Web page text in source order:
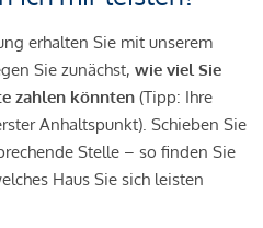
erhalten Sie mit unserem
Sie zunächst, wie viel Sie
zahlen könnten (Tipp: Ihre
Anhaltspunkt). Schieben Sie
Stelle – so finden Sie
Haus Sie sich leisten